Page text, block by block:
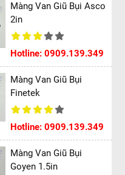
Màng Van Giũ Bụi Asco
2in
Hotline: 0909.139.349
Màng Van Giũ Bụi
Finetek
Hotline: 0909.139.349
Màng Van Giũ Bụi
Goyen 1.5in